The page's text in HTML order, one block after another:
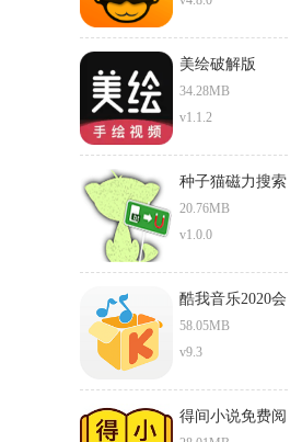
美绘破解版
34.28MB
v1.1.2
种子猫磁力搜索
torrentkitty
20.76MB
v1.0.0
酷我音乐2020会
员破解版
58.05MB
v9.3
得间小说免费阅